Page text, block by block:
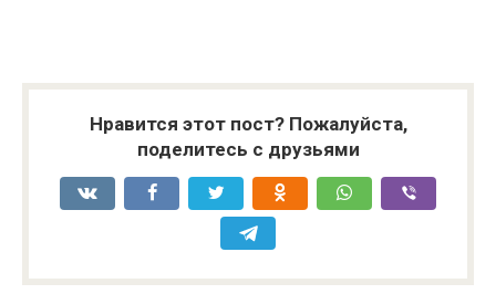
Нравится этот пост? Пожалуйста,
поделитесь с друзьями